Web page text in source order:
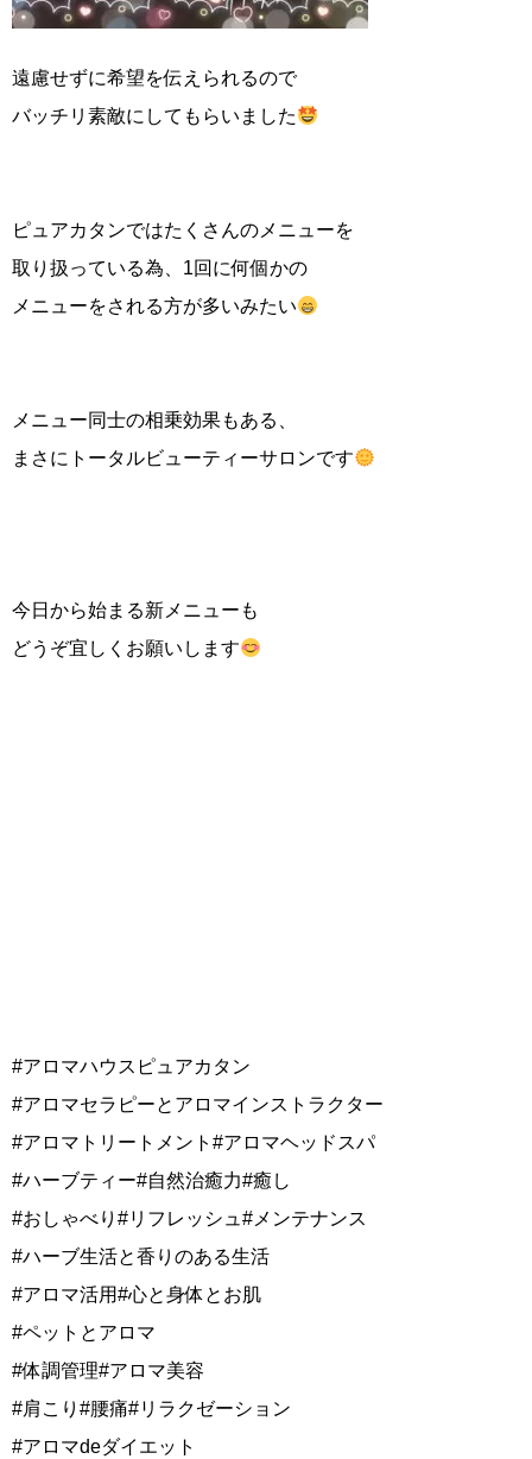
遠慮せずに希望を伝えられるので
バッチリ素敵にしてもらいました
ピュアカタンではたくさんのメニューを
取り扱っている為、1回に何個かの
メニューをされる方が多いみたい
メニュー同士の相乗効果もある、
まさにトータルビューティーサロンです
今日から始まる新メニューも
どうぞ宜しくお願いします
#アロマハウスピュアカタン
#アロマセラピーとアロマインストラクター
#アロマトリートメント#アロマヘッドスパ
#ハーブティー#自然治癒力#癒し
#おしゃべり#リフレッシュ#メンテナンス
#ハーブ生活と香りのある生活
#アロマ活用#心と身体とお肌
#ペットとアロマ
#体調管理#アロマ美容
#肩こり#腰痛#リラクゼーション
#アロマdeダイエット